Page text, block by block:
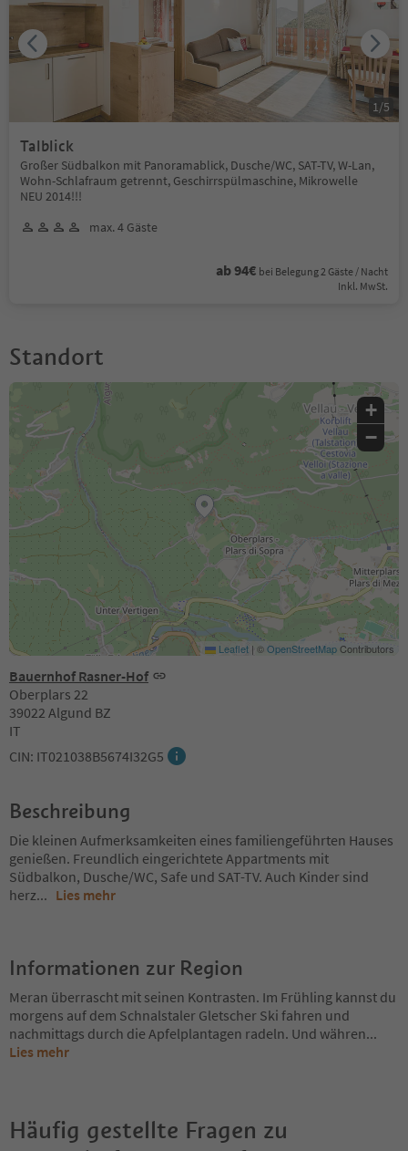
Talblick
Großer Südbalkon mit Panoramablick, Dusche/WC, SAT-TV, W-Lan,
Wohn-Schlafraum getrennt, Geschirrspülmaschine, Mikrowelle
NEU 2014!!!
max. 4 Gäste
ab 94€ bei Belegung 2 Gäste / Nacht
Inkl. MwSt.
1 /5
Standort
Bauernhof Rasner-Hof
Oberplars 22
39022 Algund BZ
IT
CIN: IT021038B5674I32G5
+
−
Leaflet | ©OpenStreetMapContributors
Beschreibung
Die kleinen Aufmerksamkeiten eines familiengeführten Hauses
genießen. Freundlich eingerichtete Appartments mit
Südbalkon, Dusche/WC, Safe und SAT-TV. Auch Kinder sind
herz... Lies mehr
Informationen zur Region
Meran überrascht mit seinen Kontrasten. Im Frühling kannst du
morgens auf dem Schnalstaler Gletscher Ski fahren und
nachmittags durch die Apfelplantagen radeln. Und währen...
Lies mehr
Häufig gestellte Fragen zu